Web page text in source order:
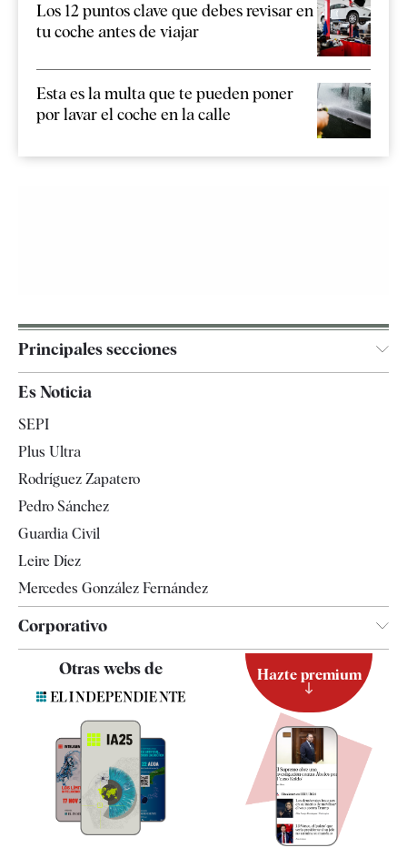
Los 12 puntos clave que debes revisar en
tu coche antes de viajar
Esta es la multa que te pueden poner
por lavar el coche en la calle
Principales secciones
España
Televisión
Es Noticia
SEPI
Plus Ultra
Rodríguez Zapatero
Pedro Sánchez
Guardia Civil
Leire Díez
Mercedes González Fernández
Corporativo
Contacto
Quiénes somos
Especificaciones
Otras webs de Hazte premium